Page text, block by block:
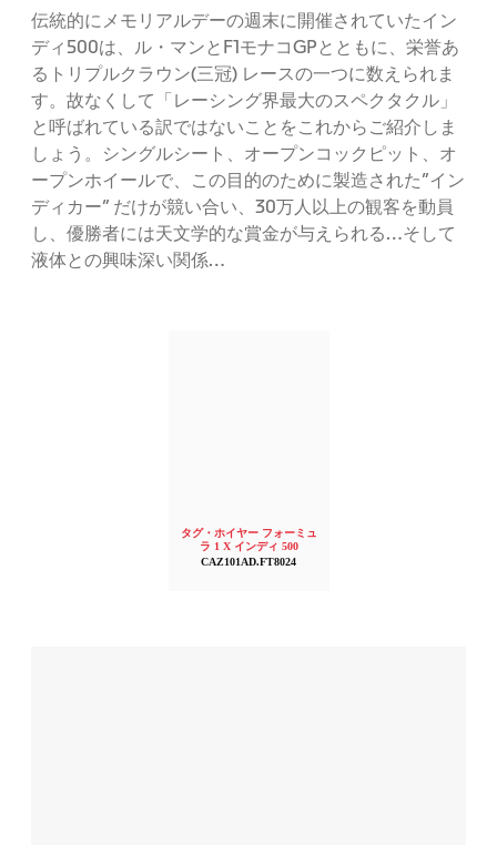
伝統的にメモリアルデーの週末に開催されていたイン
ディ500は、ル・マンとF1モナコGPとともに、栄誉あ
るトリプルクラウン(三冠) レースの一つに数えられま
す。故なくして「レーシング界最大のスペクタクル」
と呼ばれている訳ではないことをこれからご紹介しま
しょう。シングルシート、オープンコックピット、オ
ープンホイールで、この目的のために製造された”イン
ディカー” だけが競い合い、30万人以上の観客を動員
し、優勝者には天文学的な賞金が与えられる…そして
液体との興味深い関係…
タグ・ホイヤー フォーミュ
ラ 1 X インディ 500
CAZ101AD.FT8024